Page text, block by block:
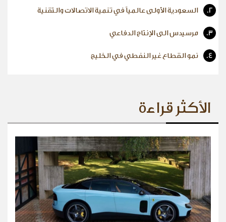
2. السعودية الأولى عالمياً في تنمية الاتصالات والتقنية
3. مرسيدس الى الإنتاج الدفاعي
4. نمو القطاع غير النفطي في الخليج
الأكثر قراءة